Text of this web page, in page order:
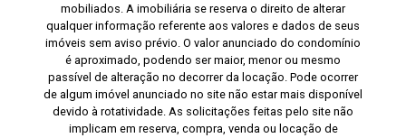
mobiliados. A imobiliária se reserva o direito de alterar
qualquer informação referente aos valores e dados de seus
imóveis sem aviso prévio. O valor anunciado do condomínio
é aproximado, podendo ser maior, menor ou mesmo
passível de alteração no decorrer da locação. Pode ocorrer
de algum imóvel anunciado no site não estar mais disponível
devido à rotatividade. As solicitações feitas pelo site não
implicam em reserva, compra, venda ou locação de